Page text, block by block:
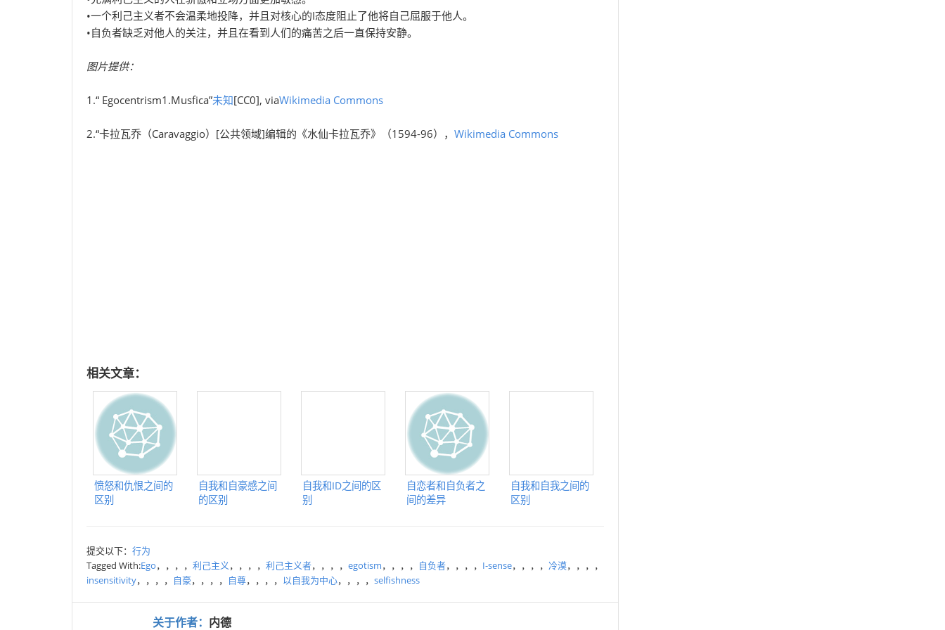
•一个利己主义者不会温柔地投降，并且对核心的I态度阻止了他将自己屈服于他人。
•自负者缺乏对他人的关注，并且在看到人们的痛苦之后一直保持安静。
图片提供：
1.“ Egocentrism1.Musfica”未知[CC0], viaWikimedia Commons
2.“卡拉瓦乔（Caravaggio）[公共领域]编辑的《水仙卡拉瓦乔》（1594-96）， Wikimedia Commons
相关文章：
愤怒和仇恨之间的
区别
自我和自豪感之间
的区别
自我和ID之间的区
别
自恋者和自负者之
间的差异
自我和自我之间的
区别
提交以下： 行为
Tagged With:Ego，，，， 利己主义，，，， 利己主义者，，，， egotism，，，， 自负者，，，， I-sense，，，， 冷漠，，，，
insensitivity，，，， 自豪，，，， 自尊，，，， 以自我为中心，，，， selfishness
关于作者： 内德